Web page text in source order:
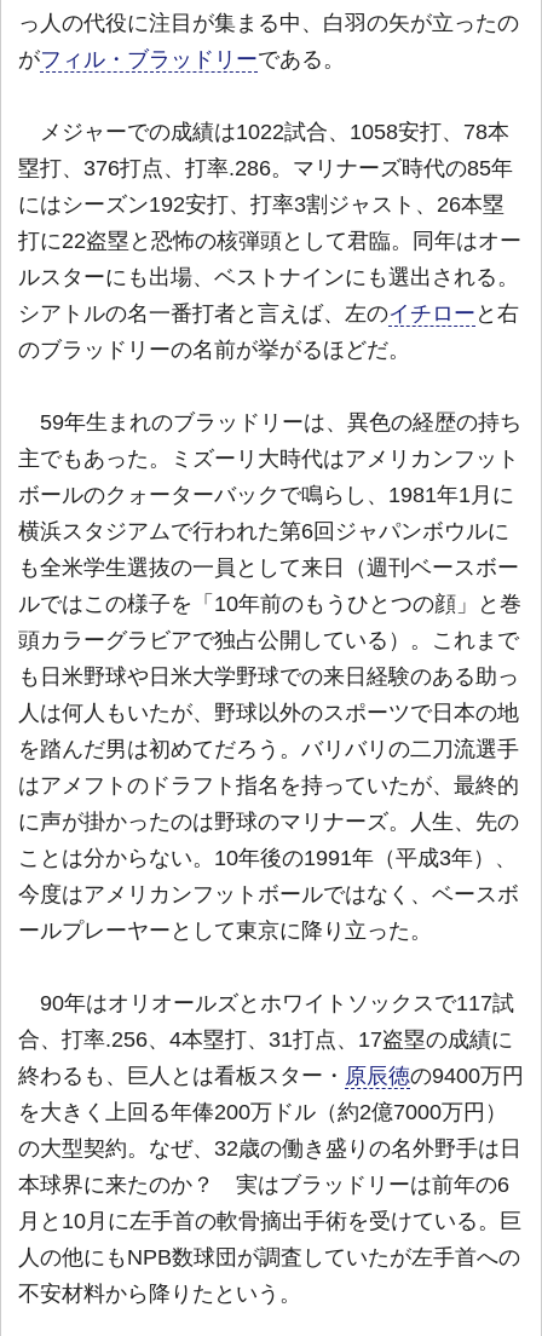
っ人の代役に注目が集まる中、白羽の矢が立ったの
がフィル・ブラッドリーである。
メジャーでの成績は1022試合、1058安打、78本
塁打、376打点、打率.286。マリナーズ時代の85年
にはシーズン192安打、打率3割ジャスト、26本塁
打に22盗塁と恐怖の核弾頭として君臨。同年はオー
ルスターにも出場、ベストナインにも選出される。
シアトルの名一番打者と言えば、左のイチロー と右
のブラッドリーの名前が挙がるほどだ。
59年生まれのブラッドリーは、異色の経歴の持ち
主でもあった。ミズーリ大時代はアメリカンフット
ボールのクォーターバックで鳴らし、1981年1月に
横浜スタジアムで行われた第6回ジャパンボウルに
も全米学生選抜の一員として来日（週刊ベースボー
ルではこの様子を「10年前のもうひとつの顔」と巻
頭カラーグラビアで独占公開している）。これまで
も日米野球や日米大学野球での来日経験のある助っ
人は何人もいたが、野球以外のスポーツで日本の地
を踏んだ男は初めてだろう。バリバリの二刀流選手
はアメフトのドラフト指名を持っていたが、最終的
に声が掛かったのは野球のマリナーズ。人生、先の
ことは分からない。10年後の1991年（平成3年）、
今度はアメリカンフットボールではなく、ベースボ
ールプレーヤーとして東京に降り立った。
90年はオリオールズとホワイトソックスで117試
合、打率.256、4本塁打、31打点、17盗塁の成績に
終わるも、巨人とは看板スター・ 原辰徳の9400万円
を大きく上回る年俸200万ドル（約2億7000万円）
の大型契約。なぜ、32歳の働き盛りの名外野手は日
本球界に来たのか？ 実はブラッドリーは前年の6
月と10月に左手首の軟骨摘出手術を受けている。巨
人の他にもNPB数球団が調査していたが左手首への
不安材料から降りたという。